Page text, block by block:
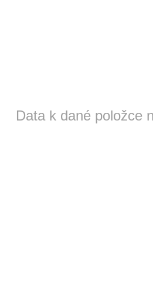
Data k dané položce